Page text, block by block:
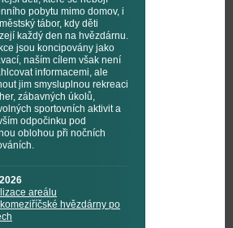
pobytu mimo domov, i
tábor, kdy děti
každý den na hvězdárnu.
jsou koncipovány jako
naším cílem však není
informacemi, ale
jim smysluplnou rekreaci
zábavných úkolů,
sportovních aktivit a
odpočinku pod
oblohou při nočních
areálu
hvězdárny po